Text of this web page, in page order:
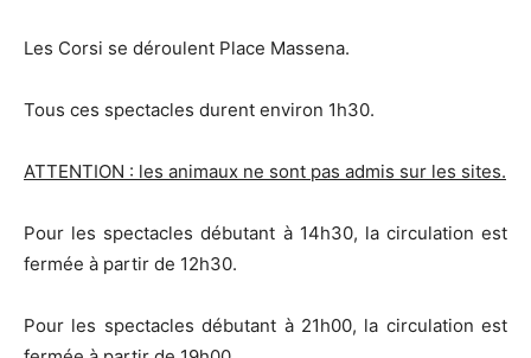
Les Corsi se déroulent Place Massena.
Tous ces spectacles durent environ 1h30.
ATTENTION : les animaux ne sont pas admis sur les sites.
Pour les spectacles débutant à 14h30, la circulation est
fermée à partir de 12h30.
Pour les spectacles débutant à 21h00, la circulation est